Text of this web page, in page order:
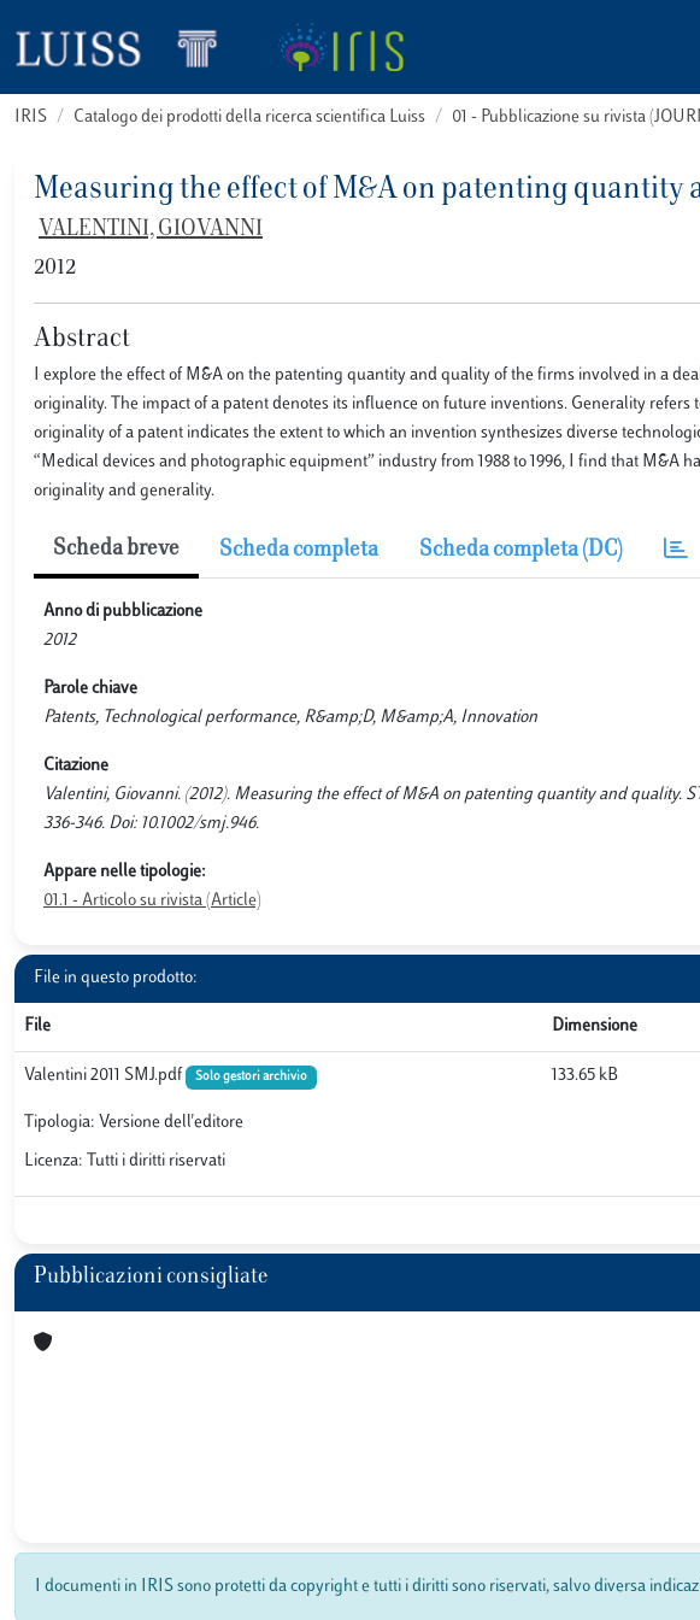
IRIS Catalogo dei prodotti della ricerca scientifica Luiss 01 - Pubblicazione su rivista
Measuring the effect of M&A on patenting quantity
VALENTINI, GIOVANNI
2012
Abstract
I explore the effect of M&A on the patenting quantity and quality of the firms involved in a
originality. The impact of a patent denotes its influence on future inventions. Generality
originality of a patent indicates the extent to which an invention synthesizes diverse
“Medical devices and photographic equipment” industry from 1988 to 1996, I find that M&A
originality and generality.
Scheda breve Scheda completa Scheda completa (DC)
Anno di pubblicazione
2012
Parole chiave
Patents, Technological performance, R&amp;D, M&amp;A, Innovation
Citazione
Valentini, Giovanni. (2012). Measuring the effect of M&A on patenting quantity and quality.
336-346. Doi: 10.1002/smj.946.
Appare nelle tipologie:
01.1 - Articolo su rivista (Article)
File in questo prodotto:
File Dimensione
Valentini 2011 SMJ.pdf Solo gestori archivio
Tipologia: Versione dell'editore
Licenza: Tutti i diritti riservati
133.65 kB
Pubblicazioni consigliate
I documenti in IRIS sono protetti da copyright e tutti i diritti sono riservati, salvo diversa